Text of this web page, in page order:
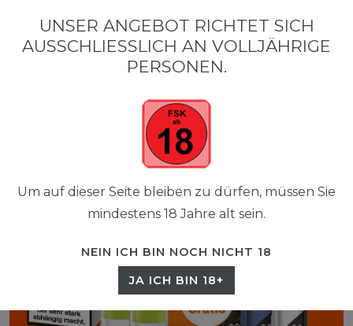
0
0,00 EUR
UNSER ANGEBOT RICHTET SICH
AUSSCHLIESSLICH AN VOLLJÄHRIGE P
ERSONEN.
Um auf dieser Seite bleiben zu dürfen, müssen Sie
mindestens 18 Jahre alt sein.
NEIN ICH BIN NOCH NICHT 18
JA ICH BIN 18+